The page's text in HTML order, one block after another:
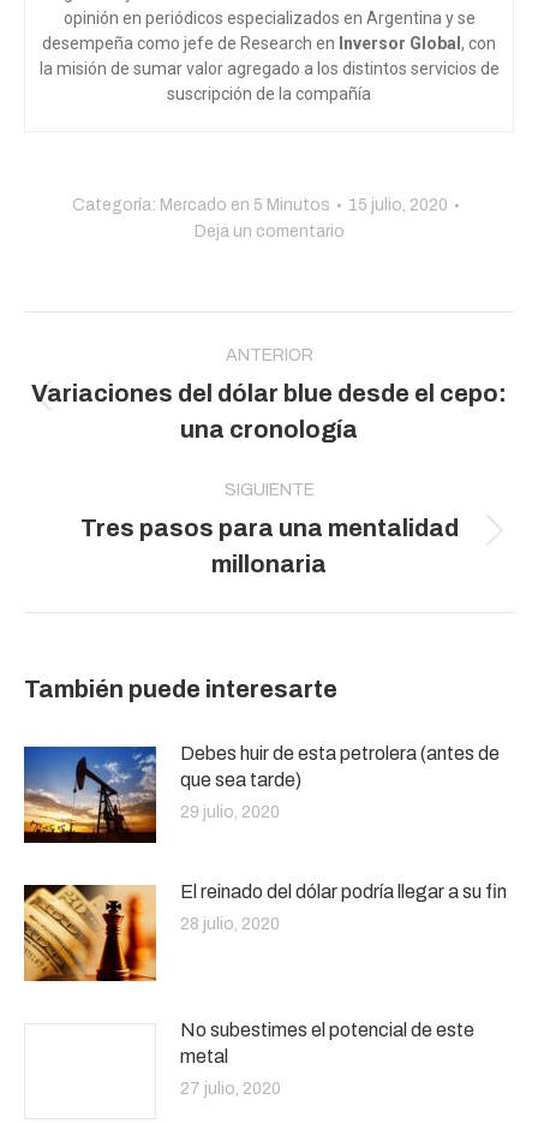
opinión en periódicos especializados en Argentina y se
desempeña como jefe de Research en Inversor Global , con
la misión de sumar valor agregado a los distintos servicios de
suscripción de la compañía
Categoría: Mercado en 5 Minutos
15 julio, 2020
Deja un comentario
publicaciones
ANTERIOR
Publicación
anterior:
Variaciones del dólar blue desde el cepo:
una cronología
SIGUIENTE
Publicación
siguiente:
Tres pasos para una mentalidad
millonaria
También puede interesarte
Debes huir de esta petrolera (antes de
que sea tarde)
29 julio, 2020
El reinado del dólar podría llegar a su fin
28 julio, 2020
No subestimes el potencial de este
metal
27 julio, 2020